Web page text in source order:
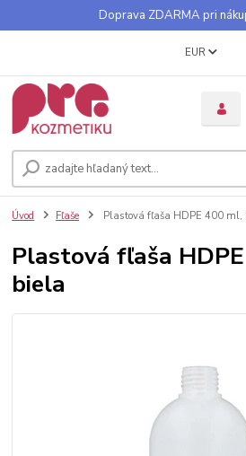
Doprava ZDARMA pri
EUR
Úvod Fľaše Plastová fľaša HDPE 400 ml,
Plastová fľaša
biela